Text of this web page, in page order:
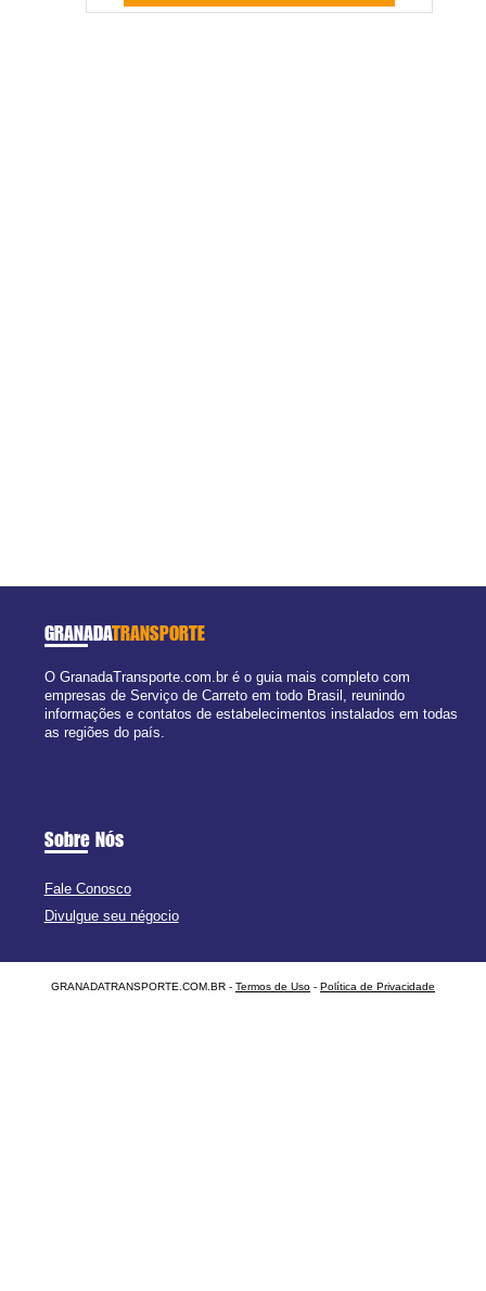
GRANADATRANSPORTE
O GranadaTransporte.com.br é o guia mais completo com
empresas de Serviço de Carreto em todo Brasil, reunindo
informações e contatos de estabelecimentos instalados em todas
as regiões do país.
Sobre Nós
Fale Conosco
Divulgue seu négocio
GRANADATRANSPORTE.COM.BR - Termos de Uso - Política de Privacidade